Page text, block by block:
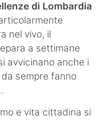
di Lombardia
nel vivo, il
a settimane
avvicinano anche i
sempre fanno
.
e vita cittadina si